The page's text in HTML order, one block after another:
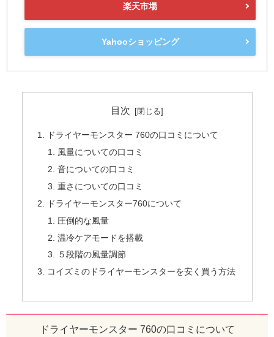
楽天市場
Yahooショッピング
目次
ドライヤーモンスター 760の口コミについて
風量についての口コミ
音についての口コミ
重さについての口コミ
ドライヤーモンスター760について
圧倒的な風量
温冷ケアモードを搭載
５段階の風量調節
コイズミのドライヤーモンスターを安く買う方法
ドライヤーモンスター 760の口コミについて